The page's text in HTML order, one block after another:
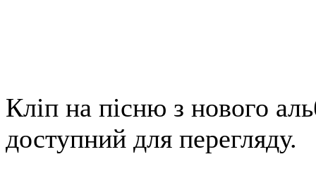
Кліп на пісню з нового
доступний для перегляду.